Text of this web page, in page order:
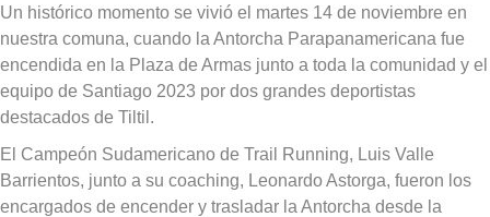
Un histórico momento se vivió el martes 14 de noviembre en
nuestra comuna, cuando la Antorcha Parapanamericana fue
encendida en la Plaza de Armas junto a toda la comunidad y el
equipo de Santiago 2023 por dos grandes deportistas
destacados de Tiltil.
El Campeón Sudamericano de Trail Running, Luis Valle
Barrientos, junto a su coaching, Leonardo Astorga, fueron los
encargados de encender y trasladar la Antorcha desde la